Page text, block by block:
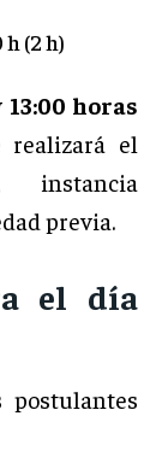
(2 h)
13:00 horas
realizará el
, instancia
previa.
el día